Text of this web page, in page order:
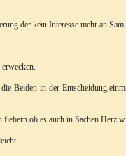
der kein Interesse mehr an Sam
Beiden in der
ob es auch in Sachen Herz